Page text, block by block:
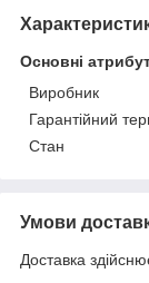
Основні
Виробник
Гарантійний
Стан
Умови
Доставка